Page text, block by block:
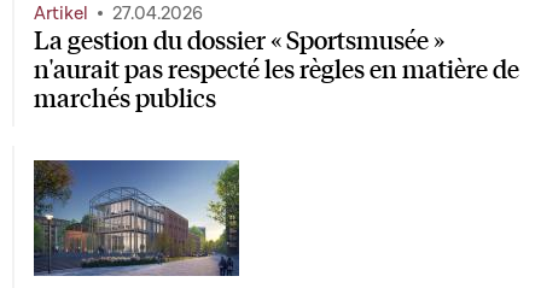
La gestion du dossier « Sportsmusée »
n'aurait pas respecté les règles en matière de
marchés publics
Artikel 27.04.2026